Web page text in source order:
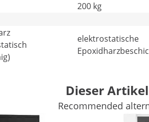
200 kg
elektrostatische
Dieser
Recommended